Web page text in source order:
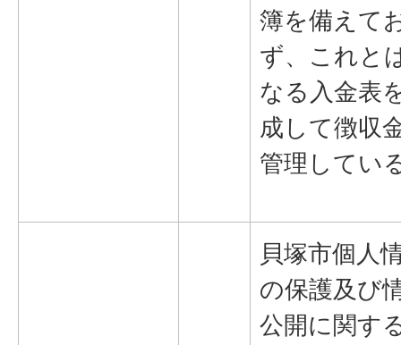
簿を備えて
ず、これと
なる入金表
成して徴収
管理してい
貝塚市個人
の保護及び
公開に関す